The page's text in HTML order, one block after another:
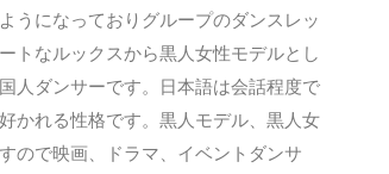
うになっておりグループのダンスレッ
トなルックスから黒人女性モデルとし
人ダンサーです。日本語は会話程度で
かれる性格です。黒人モデル、黒人女
ので映画、ドラマ、イベントダンサ